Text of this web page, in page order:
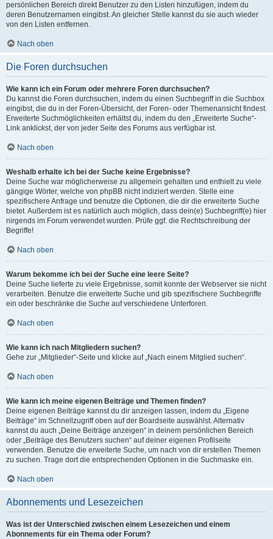
persönlichen Bereich direkt Benutzer zu den Listen hinzufügen, indem du
deren Benutzernamen eingibst. An gleicher Stelle kannst du sie auch wieder
von den Listen entfernen.
Nach oben
Die Foren durchsuchen
Wie kann ich ein Forum oder mehrere Foren durchsuchen?
Du kannst die Foren durchsuchen, indem du einen Suchbegriff in die Suchbox
eingibst, die du in der Foren-Übersicht, der Foren- oder Themenansicht findest.
Erweiterte Suchmöglichkeiten erhältst du, indem du den „Erweiterte Suche“-
Link anklickst, der von jeder Seite des Forums aus verfügbar ist.
Nach oben
Weshalb erhalte ich bei der Suche keine Ergebnisse?
Deine Suche war möglicherweise zu allgemein gehalten und enthielt zu viele
gängige Wörter, welche von phpBB nicht indiziert werden. Stelle eine
spezifischere Anfrage und benutze die Optionen, die dir die erweiterte Suche
bietet. Außerdem ist es natürlich auch möglich, dass dein(e) Suchbegriff(e) hier
nirgends im Forum verwendet wurden. Prüfe ggf. die Rechtschreibung der
Begriffe!
Nach oben
Warum bekomme ich bei der Suche eine leere Seite?
Deine Suche lieferte zu viele Ergebnisse, somit konnte der Webserver sie nicht
verarbeiten. Benutze die erweiterte Suche und gib spezifischere Suchbegriffe
ein oder beschränke die Suche auf verschiedene Unterforen.
Nach oben
Wie kann ich nach Mitgliedern suchen?
Gehe zur „Mitglieder“-Seite und klicke auf „Nach einem Mitglied suchen“.
Nach oben
Wie kann ich meine eigenen Beiträge und Themen finden?
Deine eigenen Beiträge kannst du dir anzeigen lassen, indem du „Eigene
Beiträge“ im Schnellzugriff oben auf der Boardseite auswählst. Alternativ
kannst du auch „Deine Beiträge anzeigen“ in deinem persönlichen Bereich
oder „Beiträge des Benutzers suchen“ auf deiner eigenen Profilseite
verwenden. Benutze die erweiterte Suche, um nach von dir erstellen Themen
zu suchen. Trage dort die entsprechenden Optionen in die Suchmaske ein.
Nach oben
Abonnements und Lesezeichen
Was ist der Unterschied zwischen einem Lesezeichen und einem
Abonnements für ein Thema oder Forum?